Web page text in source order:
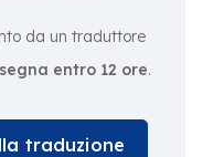
da un traduttore
entro 12 ore.
traduzione